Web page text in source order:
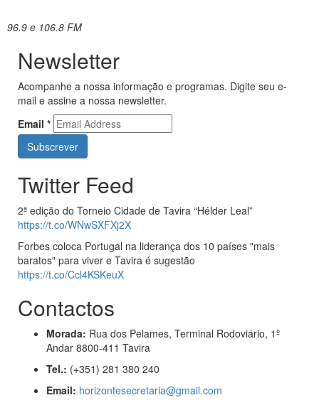
96.9 e 106.8 FM
Newsletter
Acompanhe a nossa informação e programas. Digite seu e-
mail e assine a nossa newsletter.
Email *
Twitter Feed
2ª edição do Torneio Cidade de Tavira “Hélder Leal”
https://t.co/WNwSXFXj2X
Forbes coloca Portugal na liderança dos 10 países "mais
baratos" para viver e Tavira é sugestão
https://t.co/Ccl4KSKeuX
Contactos
Morada: Rua dos Pelames, Terminal Rodoviário, 1º
Andar 8800-411 Tavira
Tel.: (+351) 281 380 240
Email: horizontesecretaria@gmail.com